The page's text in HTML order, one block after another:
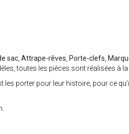
sac Attrape-rêves Porte-clefs
toutes les pièces sont réalisées à la
porter pour leur histoire, pour ce